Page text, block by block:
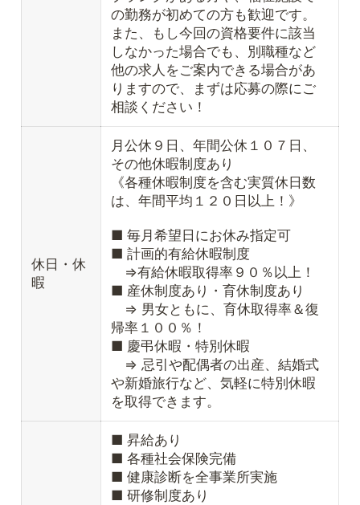
の勤務が初めての方も歓迎です。
また、もし今回の資格要件に該当
しなかった場合でも、別職種など
他の求人をご案内できる場合があ
りますので、まずは応募の際にご
相談ください！
休日・休
暇
月公休９日、年間公休１０７日、
その他休暇制度あり
《各種休暇制度を含む実質休日数
は、年間平均１２０日以上！》
■ 毎月希望日にお休み指定可
■ 計画的有給休暇制度
⇒有給休暇取得率９０％以上！
■ 産休制度あり・育休制度あり
⇒ 男女ともに、育休取得率＆復
帰率１００％！
■ 慶弔休暇・特別休暇
⇒ 忌引や配偶者の出産、結婚式
や新婚旅行など、気軽に特別休暇
を取得できます。
■ 昇給あり
■ 各種社会保険完備
■ 健康診断を全事業所実施
■ 研修制度あり